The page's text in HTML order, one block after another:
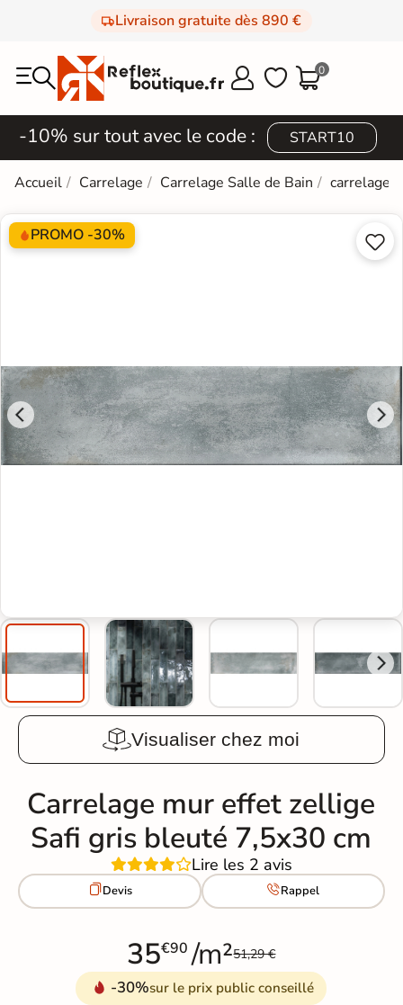
Livraison gratuite dès 890 €
  0
-10% sur tout avec le code : START10
Accueil Carrelage Carrelage Salle de Bain carrelage
PROMO -30% 

Visualiser chez moi
Carrelage mur effet zellige
Safi gris bleuté 7,5x30 cm
Lire les 2 avis
Devis Rappel
35€90 /m²51,29 €
-30%sur le prix public conseillé